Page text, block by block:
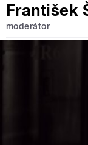
František
moderátor